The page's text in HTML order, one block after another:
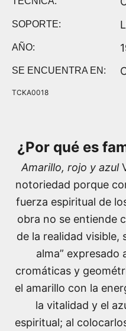
SOPORTE:
AÑO:
SE ENCUENTRA EN:
TCKA0018
¿Por qué es
Amarillo, rojo y azul
notoriedad porque
fuerza espiritual de
obra no se entiende
de la realidad visible,
alma” expresado
cromáticas y
el amarillo con la
la vitalidad y el
espiritual; al